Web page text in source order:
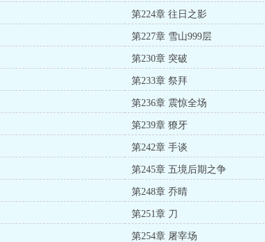
第224章 往日之影
第227章 雪山999层
第230章 突破
第233章 祭拜
第236章 震惊全场
第239章 獠牙
第242章 手谈
第245章 五境后期之争
第248章 乔晴
第251章 刀
第254章 屠宰场